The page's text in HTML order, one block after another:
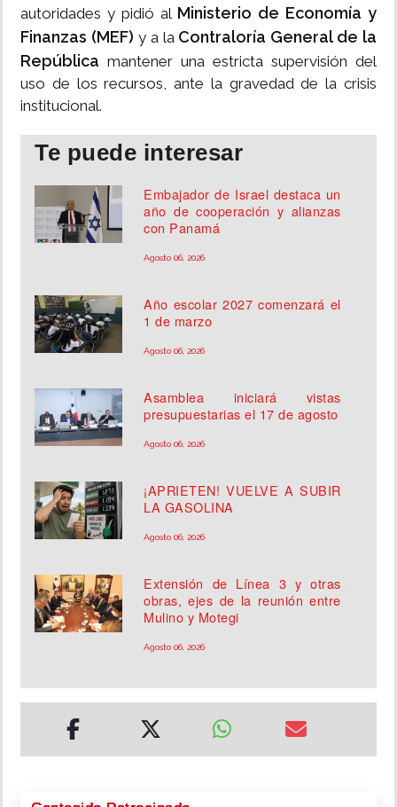
autoridades y pidió al Ministerio de Economía y
Finanzas (MEF) y a la Contraloría General de la
República mantener una estricta supervisión del
uso de los recursos, ante la gravedad de la crisis
institucional.
Te puede interesar
Embajador de Israel destaca un
año de cooperación y alianzas
con Panamá
Agosto 06, 2026
Año escolar 2027 comenzará el
1 de marzo
Agosto 06, 2026
Asamblea iniciará vistas
presupuestarias el 17 de agosto
Agosto 06, 2026
¡APRIETEN! VUELVE A SUBIR
LA GASOLINA
Agosto 06, 2026
Extensión de Línea 3 y otras
obras, ejes de la reunión entre
Mulino y Motegi
Agosto 06, 2026